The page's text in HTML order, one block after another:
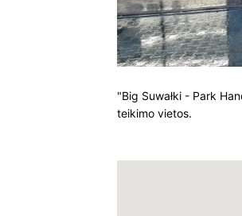
"Big Suwałki - Park
teikimo vietos.